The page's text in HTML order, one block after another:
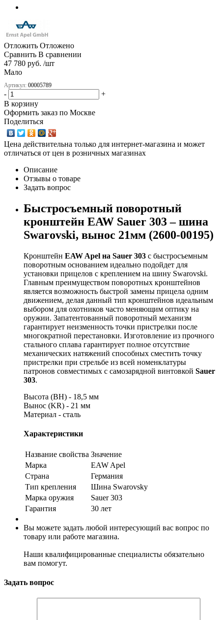
Отложить Отложено
Сравнить В сравнении
47 780 руб. /шт
Мало
Артикул: 00005789
-
+
В корзину
Оформить заказ по Москве
Поделиться
Цена действительна только для интернет-магазина и может
отличаться от цен в розничных магазинах
Описание
Отзывы о товаре
Задать вопрос
Быстросъемный поворотный
кронштейн EAW Sauer 303 – шина
Swarovski, вынос 21мм (2600-00195)
Кронштейн EAW Apel на Sauer 303 с быстросъемным
поворотным основанием идеально подойдет для
установки прицелов с креплением на шину Swarovski.
Главным преимуществом поворотных кронштейнов
является возможность быстрой замены прицела одним
движением, делая данный тип кронштейнов идеальным
выбором для охотников часто меняющим оптику на
оружии. Запатентованный поворотный механизм
гарантирует неизменность точки пристрелки после
многократной перестановки. Изготовление из прочного
стального сплава гарантирует полное отсутствие
механических натяжений способных сместить точку
пристрелки при стрельбе из всей номенклатуры
патронов совместимых с самозарядной винтовкой Sauer
303.
Высота (ВН) - 18,5 мм
Вынос (KR) - 21 мм
Материал - сталь
Характеристики
Название свойства Значение
Марка
EAW Apel
Страна
Германия
Тип крепления
Шина Swarovsky
Марка оружия
Sauer 303
Гарантия
30 лет
Вы можете задать любой интересующий вас вопрос по
товару или работе магазина.
Наши квалифицированные специалисты обязательно
вам помогут.
Задать вопрос